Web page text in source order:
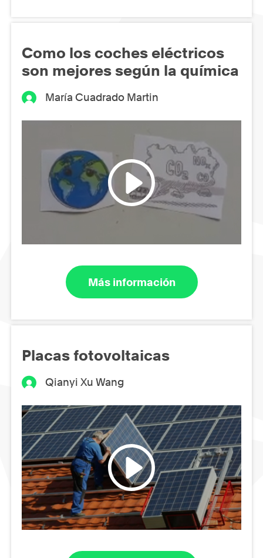
Como los coches eléctricos
son mejores según la química
María Cuadrado Martin
Más información
Placas fotovoltaicas
Qianyi Xu Wang